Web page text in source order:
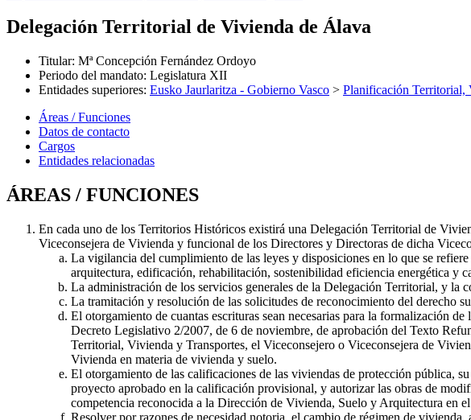
Delegación Territorial de Vivienda de Álava
Titular: Mª Concepción Fernández Ordoyo
Periodo del mandato: Legislatura XII
Entidades superiores: Eusko Jaurlaritza - Gobierno Vasco > Planificación Territorial,
Áreas / Funciones
Datos de contacto
Cargos
Entidades relacionadas
ÁREAS / FUNCIONES
En cada uno de los Territorios Históricos existirá una Delegación Territorial de
Viceconsejera de Vivienda y funcional de los Directores y Directoras de dicha
La vigilancia del cumplimiento de las leyes y disposiciones en lo que se
arquitectura, edificación, rehabilitación, sostenibilidad eficiencia energética y
La administración de los servicios generales de la Delegación Territorial, y la
La tramitación y resolución de las solicitudes de reconocimiento del derecho
El otorgamiento de cuantas escrituras sean necesarias para la formalización
Decreto Legislativo 2/2007, de 6 de noviembre, de aprobación del Texto
Territorial, Vivienda y Transportes, el Viceconsejero o Viceconsejera de
Vivienda en materia de vivienda y suelo.
El otorgamiento de las calificaciones de las viviendas de protección pública,
proyecto aprobado en la calificación provisional, y autorizar las obras de
competencia reconocida a la Dirección de Vivienda, Suelo y Arquitectura en
Resolver por razones de necesidad notoria, el cambio de régimen de